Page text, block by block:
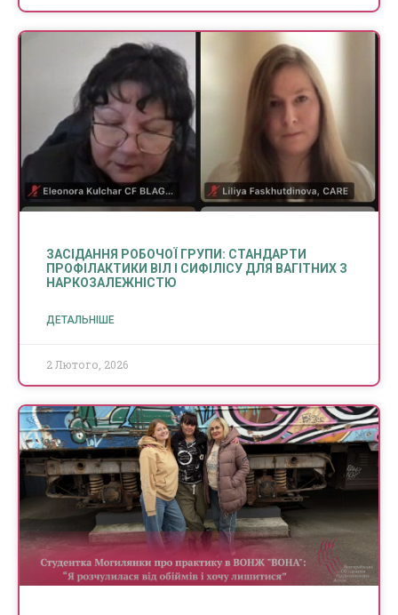
ЗАСІДАННЯ РОБОЧОЇ ГРУПИ: СТАНДАРТИ
ПРОФІЛАКТИКИ ВІЛ І СИФІЛІСУ ДЛЯ ВАГІТНИХ З
НАРКОЗАЛЕЖНІСТЮ
ДЕТАЛЬНІШЕ
2 Лютого, 2026